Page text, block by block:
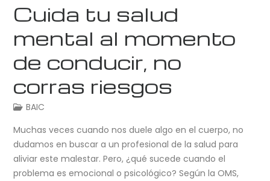
Cuida tu salud
mental al momento
de conducir, no
corras riesgos
BAIC
Muchas veces cuando nos duele algo en el cuerpo, no
dudamos en buscar a un profesional de la salud para
aliviar este malestar. Pero, ¿qué sucede cuando el
problema es emocional o psicológico? Según la OMS,